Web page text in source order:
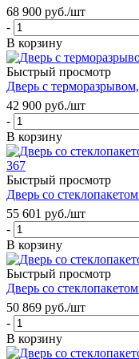
68 900 руб./шт
-
В корзину
Быстрый просмотр
Дверь с
42 900 руб./шт
-
В корзину
Быстрый просмотр
Дверь со
55 601 руб./шт
-
В корзину
Быстрый просмотр
Дверь со
50 869 руб./шт
-
В корзину